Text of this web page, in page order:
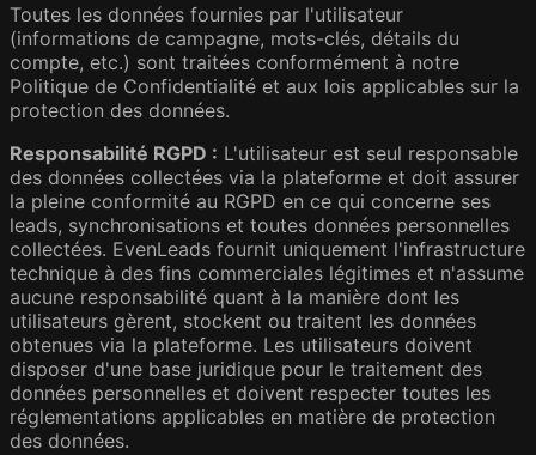
Toutes les données fournies par l'utilisateur
(informations de campagne, mots-clés, détails du
compte, etc.) sont traitées conformément à notre
Politique de Confidentialité et aux lois applicables sur la
protection des données.
Responsabilité RGPD : L'utilisateur est seul responsable
des données collectées via la plateforme et doit assurer
la pleine conformité au RGPD en ce qui concerne ses
leads, synchronisations et toutes données personnelles
collectées. EvenLeads fournit uniquement l'infrastructure
technique à des fins commerciales légitimes et n'assume
aucune responsabilité quant à la manière dont les
utilisateurs gèrent, stockent ou traitent les données
obtenues via la plateforme. Les utilisateurs doivent
disposer d'une base juridique pour le traitement des
données personnelles et doivent respecter toutes les
réglementations applicables en matière de protection
des données.